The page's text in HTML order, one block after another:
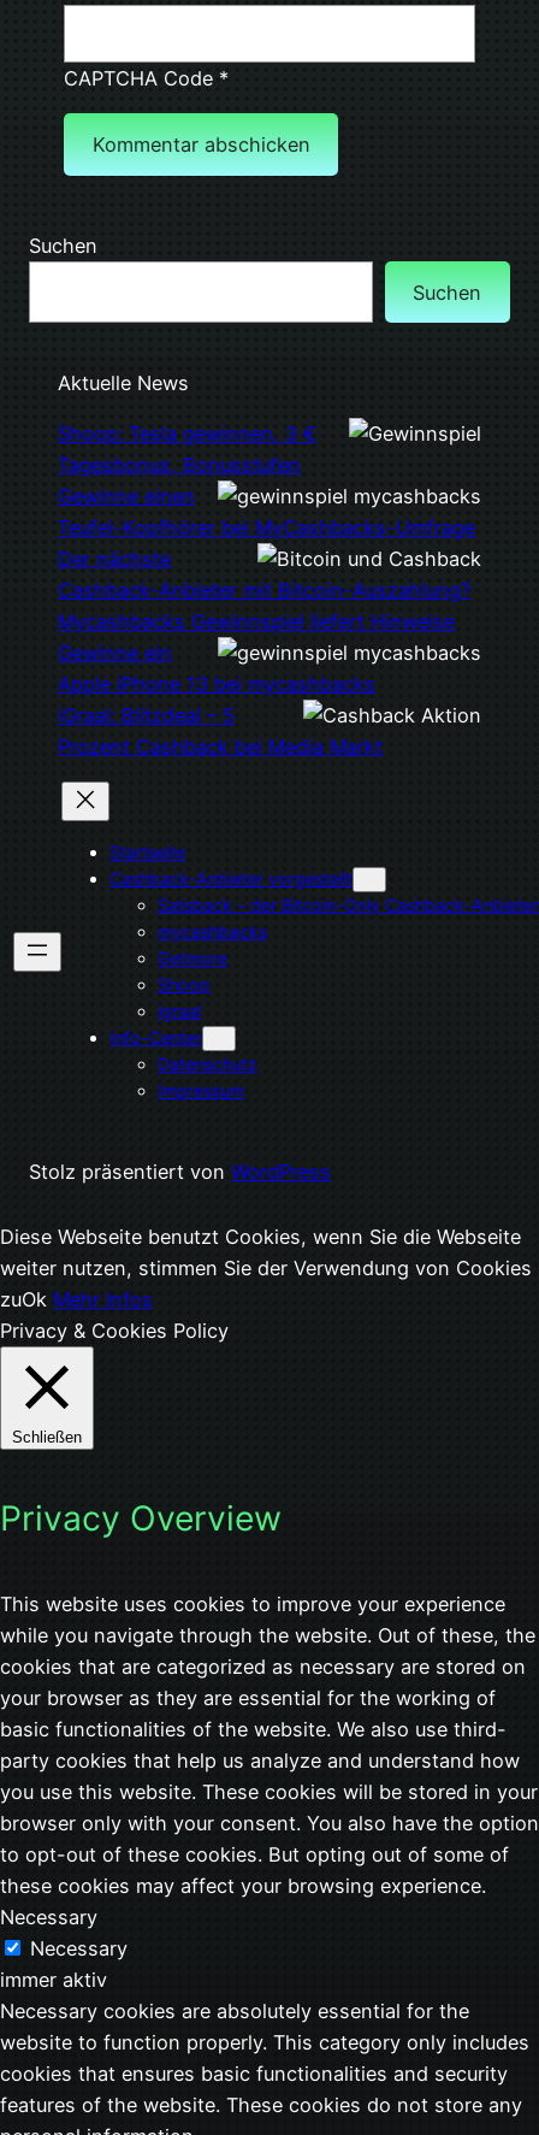
CAPTCHA Code*
Suchen
Suchen
Aktuelle News
Shoop: Tesla gewinnen, 3 €
Tagesbonus, Bonusstufen
Gewinne einen
Teufel-Kopfhörer bei MyCashbacks-Umfrage
Der nächste
Cashback-Anbieter mit Bitcoin-Auszahlung?
Mycashbacks Gewinnspiel liefert Hinweise
Gewinne ein
Apple iPhone 13 bei mycashbacks
iGraal: Blitzdeal – 5
Prozent Cashback bei Media Markt
Startseite
Cashback-Anbieter vorgestellt
Satsback – der Bitcoin-Only Cashback-Anbieter
mycashbacks
Getmore
Shoop
igraal
Info-Center
Datenschutz
Impressum
Stolz präsentiert von WordPress
Diese Webseite benutzt Cookies, wenn Sie die Webseite
weiter nutzen, stimmen Sie der Verwendung von Cookies
zuOk Mehr Infos
Privacy & Cookies Policy
Schließen
Privacy Overview
This website uses cookies to improve your experience
while you navigate through the website. Out of these, the
cookies that are categorized as necessary are stored on
your browser as they are essential for the working of
basic functionalities of the website. We also use third-
party cookies that help us analyze and understand how
you use this website. These cookies will be stored in your
browser only with your consent. You also have the option
to opt-out of these cookies. But opting out of some of
these cookies may affect your browsing experience.
Necessary
Necessary
immer aktiv
Necessary cookies are absolutely essential for the
website to function properly. This category only includes
cookies that ensures basic functionalities and security
features of the website. These cookies do not store any